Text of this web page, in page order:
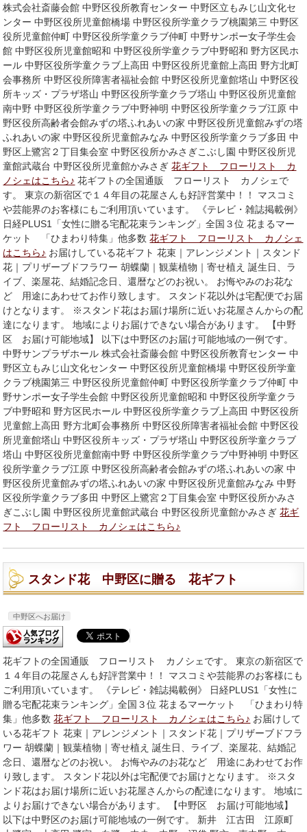
株式会社斎藤会館 中野区役所教育センター 中野区立もみじ山文化セ
ンター 中野区役所児童館橋場 中野区役所学童クラブ桃園第三 中野区
役所児童館仲町 中野区役所学童クラブ仲町 中野サンポー女子学生会
館 中野区役所児童館昭和 中野区役所学童クラブ中野昭和 野方区民ホ
ール 中野区役所学童クラブ上高田 中野区役所児童館上高田 野方北町
会事務所 中野区役所障害者福祉会館 中野区役所児童館塔山 中野区役
所キッズ・プラザ塔山 中野区役所学童クラブ塔山 中野区役所児童館
南中野 中野区役所学童クラブ中野神明 中野区役所学童クラブ江原 中
野区役所高齢者会館みずの塔ふれあいの家 中野区役所児童館みずの塔
ふれあいの家 中野区役所児童館みなみ 中野区役所学童クラブ多田 中
野区上鷺宮２丁目集会室 中野区役所かみさぎこぶし園 中野区役所児
童館武蔵台 中野区役所児童館かみさぎ花ギフト フローリスト カ
ノシェはこちら♪ 花ギフトの全国通販 フローリスト カノシェで
す。 東京の新宿区で１４年目の花屋さんも好評営業中！！ マスコミ
や芸能界のお客様にもご利用頂いています。 《テレビ・雑誌掲載例》
日経PLUS1「女性に贈る宅配花束ランキング」全国３位 花まるマー
ケット 「ひまわり特集」他多数花ギフト フローリスト カノシェ
はこちら♪ お届けしている花ギフト 花束｜アレンジメント｜スタンド
花｜プリザーブドフラワー 胡蝶蘭｜観葉植物｜寄せ植え 誕生日、ラ
イブ、楽屋花、結婚記念日、還暦などのお祝い。 お悔やみのお花な
ど 用途にあわせてお作り致します。 スタンド花以外は宅配便でお届
けとなります。 ※スタンド花はお届け場所に近いお花屋さんからの配
達になります。 地域によりお届けできない場合があります。 【中野
区 お届け可能地域】 以下は中野区のお届け可能地域の一例です。
中野サンプラザホール 株式会社斎藤会館 中野区役所教育センター 中
野区立もみじ山文化センター 中野区役所児童館橋場 中野区役所学童
クラブ桃園第三 中野区役所児童館仲町 中野区役所学童クラブ仲町 中
野サンポー女子学生会館 中野区役所児童館昭和 中野区役所学童クラ
ブ中野昭和 野方区民ホール 中野区役所学童クラブ上高田 中野区役所
児童館上高田 野方北町会事務所 中野区役所障害者福祉会館 中野区役
所児童館塔山 中野区役所キッズ・プラザ塔山 中野区役所学童クラブ
塔山 中野区役所児童館南中野 中野区役所学童クラブ中野神明 中野区
役所学童クラブ江原 中野区役所高齢者会館みずの塔ふれあいの家 中
野区役所児童館みずの塔ふれあいの家 中野区役所児童館みなみ 中野
区役所学童クラブ多田 中野区上鷺宮２丁目集会室 中野区役所かみさ
ぎこぶし園 中野区役所児童館武蔵台 中野区役所児童館かみさぎ花ギ
フト フローリスト カノシェはこちら♪
スタンド花 中野区に贈る 花ギフト
中野区へお届け
花ギフトの全国通販 フローリスト カノシェです。 東京の新宿区で
１４年目の花屋さんも好評営業中！！ マスコミや芸能界のお客様にも
ご利用頂いています。 《テレビ・雑誌掲載例》 日経PLUS1「女性に
贈る宅配花束ランキング」全国３位 花まるマーケット 「ひまわり特
集」他多数花ギフト フローリスト カノシェはこちら♪ お届けして
いる花ギフト 花束｜アレンジメント｜スタンド花｜プリザーブドフラ
ワー 胡蝶蘭｜観葉植物｜寄せ植え 誕生日、ライブ、楽屋花、結婚記
念日、還暦などのお祝い。 お悔やみのお花など 用途にあわせてお作
り致します。 スタンド花以外は宅配便でお届けとなります。 ※スタ
ンド花はお届け場所に近いお花屋さんからの配達になります。 地域に
よりお届けできない場合があります。 【中野区 お届け可能地域】
以下は中野区のお届け可能地域の一例です。 新井 江古田 江原町